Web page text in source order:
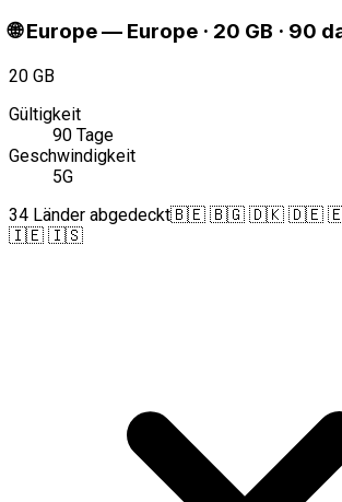
🌐 Europe— Europe · 20 GB · 90
20 GB
Gültigkeit
90 Tage
Geschwindigkeit
5G
34 Länder abgedeckt🇧🇪 🇧🇬 🇩🇰 🇩🇪
🇮🇪 🇮🇸